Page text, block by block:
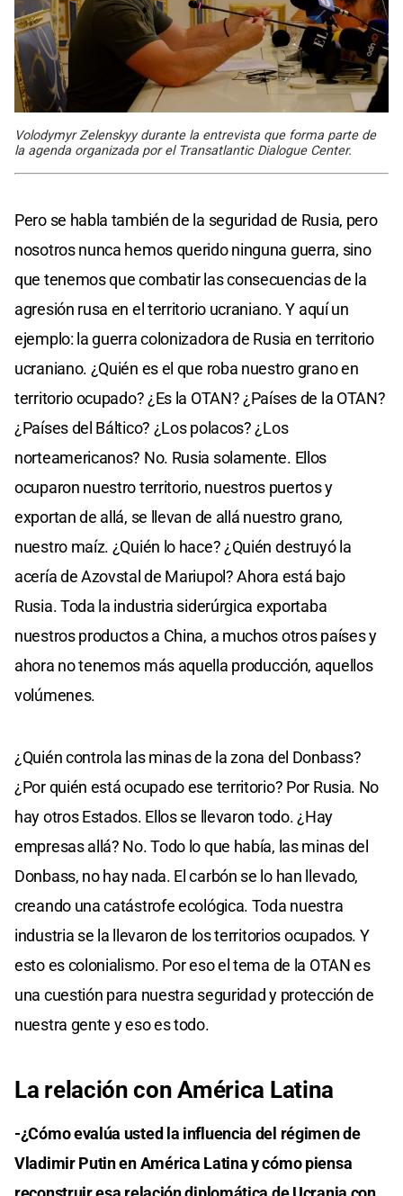
Volodymyr Zelenskyy durante la entrevista que forma parte de
la agenda organizada por el Transatlantic Dialogue Center.
Pero se habla también de la seguridad de Rusia, pero
nosotros nunca hemos querido ninguna guerra, sino
que tenemos que combatir las consecuencias de la
agresión rusa en el territorio ucraniano. Y aquí un
ejemplo: la guerra colonizadora de Rusia en territorio
ucraniano. ¿Quién es el que roba nuestro grano en
territorio ocupado? ¿Es la OTAN? ¿Países de la OTAN?
¿Países del Báltico? ¿Los polacos? ¿Los
norteamericanos? No. Rusia solamente. Ellos
ocuparon nuestro territorio, nuestros puertos y
exportan de allá, se llevan de allá nuestro grano,
nuestro maíz. ¿Quién lo hace? ¿Quién destruyó la
acería de Azovstal de Mariupol? Ahora está bajo
Rusia. Toda la industria siderúrgica exportaba
nuestros productos a China, a muchos otros países y
ahora no tenemos más aquella producción, aquellos
volúmenes.
¿Quién controla las minas de la zona del Donbass?
¿Por quién está ocupado ese territorio? Por Rusia. No
hay otros Estados. Ellos se llevaron todo. ¿Hay
empresas allá? No. Todo lo que había, las minas del
Donbass, no hay nada. El carbón se lo han llevado,
creando una catástrofe ecológica. Toda nuestra
industria se la llevaron de los territorios ocupados. Y
esto es colonialismo. Por eso el tema de la OTAN es
una cuestión para nuestra seguridad y protección de
nuestra gente y eso es todo.
La relación con América Latina
-¿Cómo evalúa usted la influencia del régimen de
Vladimir Putin en América Latina y cómo piensa